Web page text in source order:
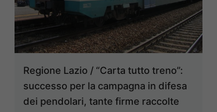
Regione Lazio / “Carta tutto treno”:
successo per la campagna in difesa
dei pendolari, tante firme raccolte